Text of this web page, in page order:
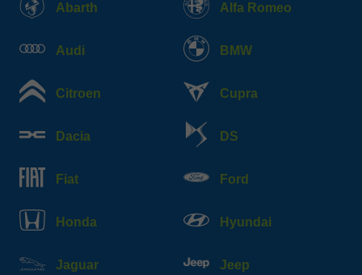
Abarth Alfa Romeo
Audi BMW
Citroen Cupra
Dacia DS
Fiat Ford
Honda Hyundai
Jaguar Jeep